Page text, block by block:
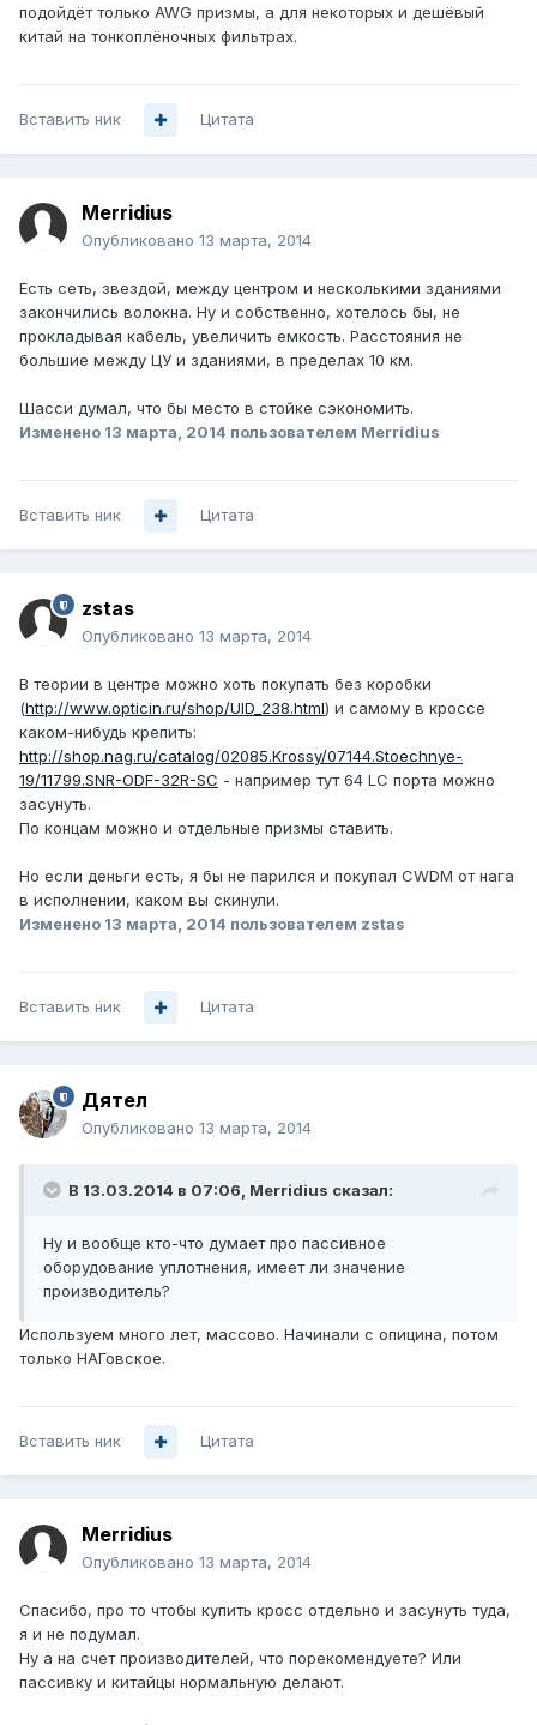
подойдёт только AWG призмы, а для некоторых и дешёвый
китай на тонкоплёночных фильтрах.
Вставить ник Цитата
Merridius
Опубликовано 13 марта, 2014
Есть сеть, звездой, между центром и несколькими зданиями
закончились волокна. Ну и собственно, хотелось бы, не
прокладывая кабель, увеличить емкость. Расстояния не
большие между ЦУ и зданиями, в пределах 10 км.
Шасси думал, что бы место в стойке сэкономить.
Изменено 13 марта, 2014 пользователем Merridius
Вставить ник Цитата
zstas
Опубликовано 13 марта, 2014
В теории в центре можно хоть покупать без коробки
(http://www.opticin.ru/shop/UID_238.html) и самому в кроссе
каком-нибудь крепить:
http://shop.nag.ru/catalog/02085.Krossy/07144.Stoechnye-
19/11799.SNR-ODF-32R-SC - например тут 64 LC порта можно
засунуть.
По концам можно и отдельные призмы ставить.
Но если деньги есть, я бы не парился и покупал CWDM от нага
в исполнении, каком вы скинули.
Изменено 13 марта, 2014 пользователем zstas
Вставить ник Цитата
Дятел
Опубликовано 13 марта, 2014
В 13.03.2014 в 07:06, Merridius сказал:
Ну и вообще кто-что думает про пассивное
оборудование уплотнения, имеет ли значение
производитель?
Используем много лет, массово. Начинали с опицина, потом
только НАГовское.
Вставить ник Цитата
Merridius
Опубликовано 13 марта, 2014
Спасибо, про то чтобы купить кросс отдельно и засунуть туда,
я и не подумал.
Ну а на счет производителей, что порекомендуете? Или
пассивку и китайцы нормальную делают.